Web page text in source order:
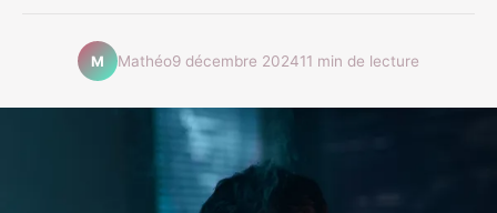
M Mathéo9 décembre 202411 min de lecture